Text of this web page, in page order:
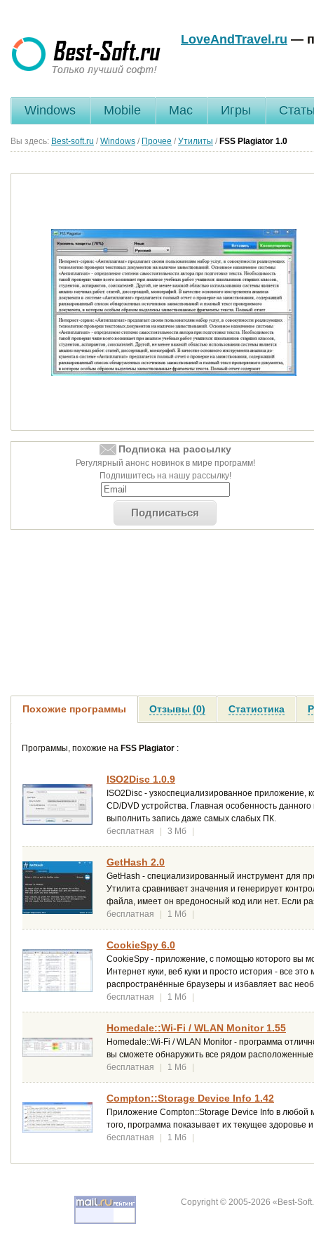
LoveAndTravel.ru —
Windows Mobile Mac Игры
Вы здесь: Best-soft.ru / Windows / Прочее / Утилиты / FSS Plagiator 1.0
Подписка на рассылку
Регулярный анонс новинок в мире программ!
Подпишитесь на нашу рассылку!
Подписаться
Похожие программы Отзывы (0) Статистика
Программы, похожие на FSS Plagiator :
ISO2Disc 1.0.9
ISO2Disc - узкоспециализированное приложение,
CD/DVD устройства. Главная особенность
выполнить запись даже самых слабых ПК.
бесплатная
| 3 Мб |
GetHash 2.0
GetHash - специализированный инструмент для
Утилита сравнивает значения и генерирует
файла, имеет он вредоносный код или нет. Если
бесплатная
| 1 Мб |
CookieSpy 6.0
CookieSpy - приложение, с помощью которого вы
Интернет куки, веб куки и просто история - все
распространённые браузеры и избавляет вас
бесплатная
| 1 Мб |
Homedale::Wi-Fi / WLAN Monitor 1.55
Homedale::Wi-Fi / WLAN Monitor - программа
вы сможете обнаружить все рядом расположенные
бесплатная
| 1 Мб |
Compton::Storage Device Info 1.42
Приложение Compton::Storage Device Info в любой
того, программа показывает их текущее здоровье и
бесплатная
| 1 Мб |
Copyright © 2005-2026 «Best-